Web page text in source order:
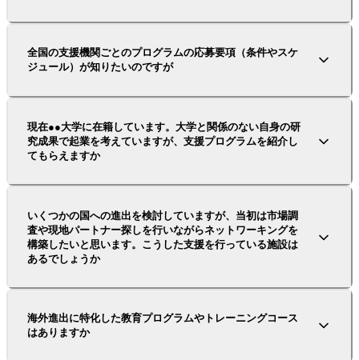
全国の支援機関ごとのプログラムの応募要項（条件やスケ
ジュール）が知りたいのですが
現在●●大学に在籍しています。大学と関係のない自身の研
究成果で起業を考えていますが、支援プログラムを紹介し
てもらえますか
いくつかの国への進出を検討していますが、当初は市場調
査や現地パートナー探しを行いながらネットワーキングを
構築したいと思います。こうした支援を行っている施設は
あるでしょうか
海外進出に特化した教育プログラムやトレーニングコース
はありますか